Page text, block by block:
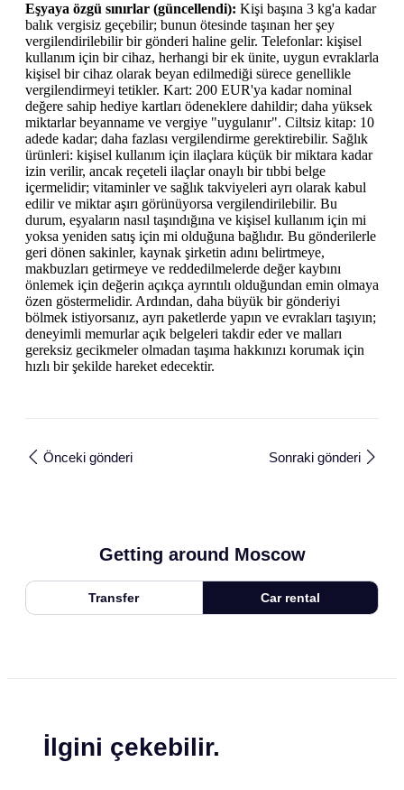
Eşyaya özgü sınırlar (güncellendi): Kişi başına 3 kg'a kadar
balık vergisiz geçebilir; bunun ötesinde taşınan her şey
vergilendirilebilir bir gönderi haline gelir. Telefonlar: kişisel
kullanım için bir cihaz, herhangi bir ek ünite, uygun evraklarla
kişisel bir cihaz olarak beyan edilmediği sürece genellikle
vergilendirmeyi tetikler. Kart: 200 EUR'ya kadar nominal
değere sahip hediye kartları ödeneklere dahildir; daha yüksek
miktarlar beyanname ve vergiye "uygulanır". Ciltsiz kitap: 10
adede kadar; daha fazlası vergilendirme gerektirebilir. Sağlık
ürünleri: kişisel kullanım için ilaçlara küçük bir miktara kadar
izin verilir, ancak reçeteli ilaçlar onaylı bir tıbbi belge
içermelidir; vitaminler ve sağlık takviyeleri ayrı olarak kabul
edilir ve miktar aşırı görünüyorsa vergilendirilebilir. Bu
durum, eşyaların nasıl taşındığına ve kişisel kullanım için mi
yoksa yeniden satış için mi olduğuna bağlıdır. Bu gönderilerle
geri dönen sakinler, kaynak şirketin adını belirtmeye,
makbuzları getirmeye ve reddedilmelerde değer kaybını
önlemek için değerin açıkça ayrıntılı olduğundan emin olmaya
özen göstermelidir. Ardından, daha büyük bir gönderiyi
bölmek istiyorsanız, ayrı paketlerde yapın ve evrakları taşıyın;
deneyimli memurlar açık belgeleri takdir eder ve malları
gereksiz gecikmeler olmadan taşıma hakkınızı korumak için
hızlı bir şekilde hareket edecektir.
Önceki gönderi Sonraki gönderi
Getting around Moscow
Transfer Car rental
İlgini çekebilir.